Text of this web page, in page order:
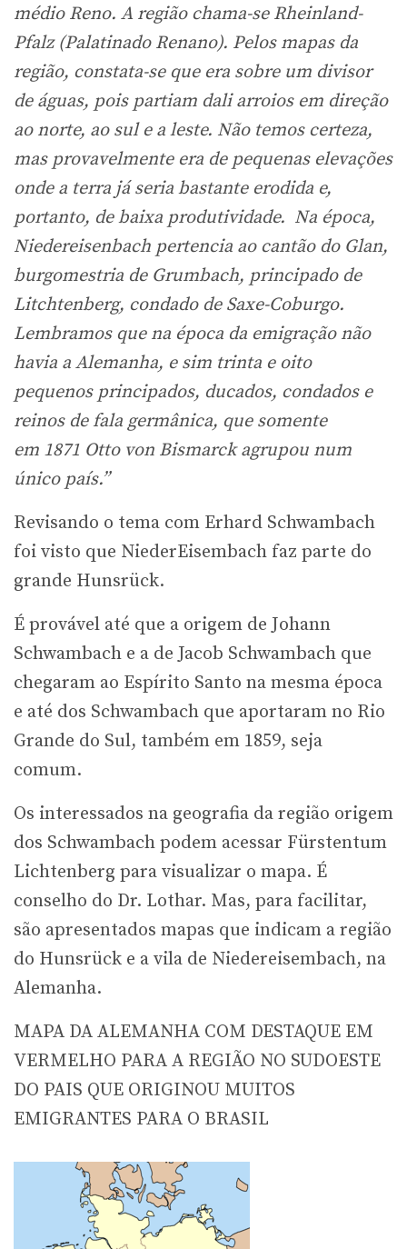
médio Reno. A região chama-se Rheinland-
Pfalz (Palatinado Renano). Pelos mapas da
região, constata-se que era sobre um divisor
de águas, pois partiam dali arroios em direção
ao norte, ao sul e a leste. Não temos certeza,
mas provavelmente era de pequenas elevações
onde a terra já seria bastante erodida e,
portanto, de baixa produtividade. Na época,
Niedereisenbach pertencia ao cantão do Glan,
burgomestria de Grumbach, principado de
Litchtenberg, condado de Saxe-Coburgo.
Lembramos que na época da emigração não
havia a Alemanha, e sim trinta e oito
pequenos principados, ducados, condados e
reinos de fala germânica, que somente
em 1871 Otto von Bismarck agrupou num
único país.”
Revisando o tema com Erhard Schwambach
foi visto que NiederEisembach faz parte do
grande Hunsrück.
É provável até que a origem de Johann
Schwambach e a de Jacob Schwambach que
chegaram ao Espírito Santo na mesma época
e até dos Schwambach que aportaram no Rio
Grande do Sul, também em 1859, seja
comum.
Os interessados na geografia da região origem
dos Schwambach podem acessar Fürstentum
Lichtenberg para visualizar o mapa. É
conselho do Dr. Lothar. Mas, para facilitar,
são apresentados mapas que indicam a região
do Hunsrück e a vila de Niedereisembach, na
Alemanha.
MAPA DA ALEMANHA COM DESTAQUE EM
VERMELHO PARA A REGIÃO NO SUDOESTE
DO PAIS QUE ORIGINOU MUITOS
EMIGRANTES PARA O BRASIL